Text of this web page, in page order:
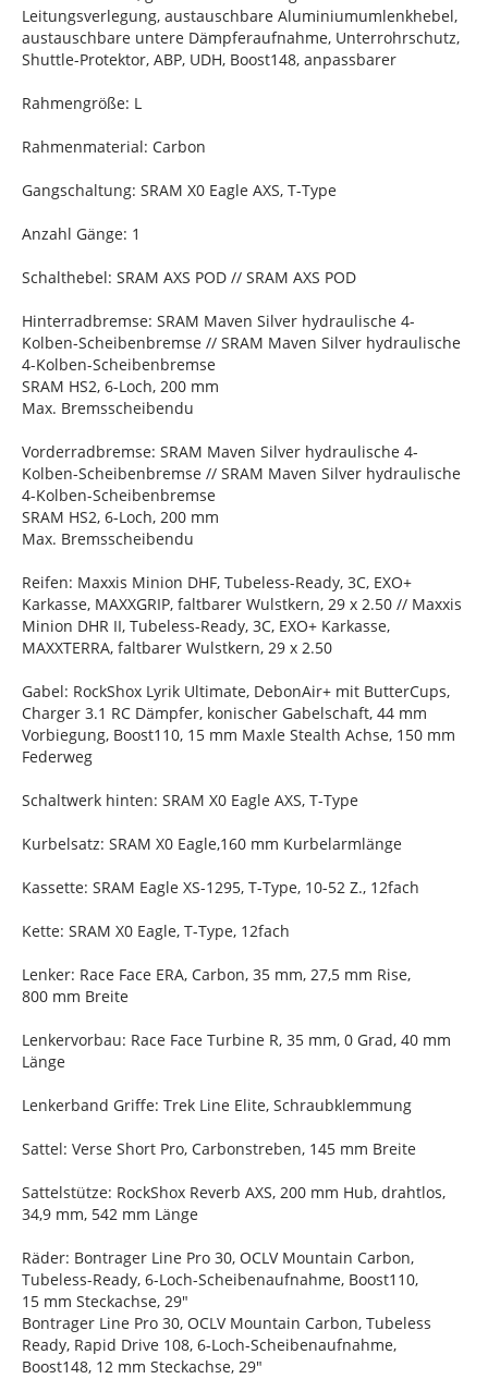
Leitungsverlegung, austauschbare Aluminiumumlenkhebel,
austauschbare untere Dämpferaufnahme, Unterrohrschutz,
Shuttle-Protektor, ABP, UDH, Boost148, anpassbarer
Rahmengröße: L
Rahmenmaterial: Carbon
Gangschaltung: SRAM X0 Eagle AXS, T-Type
Anzahl Gänge: 1
Schalthebel: SRAM AXS POD // SRAM AXS POD
Hinterradbremse: SRAM Maven Silver hydraulische 4-
Kolben-Scheibenbremse // SRAM Maven Silver hydraulische
4-Kolben-Scheibenbremse
SRAM HS2, 6-Loch, 200 mm
Max. Bremsscheibendu
Vorderradbremse: SRAM Maven Silver hydraulische 4-
Kolben-Scheibenbremse // SRAM Maven Silver hydraulische
4-Kolben-Scheibenbremse
SRAM HS2, 6-Loch, 200 mm
Max. Bremsscheibendu
Reifen: Maxxis Minion DHF, Tubeless-Ready, 3C, EXO+
Karkasse, MAXXGRIP, faltbarer Wulstkern, 29 x 2.50 // Maxxis
Minion DHR II, Tubeless-Ready, 3C, EXO+ Karkasse,
MAXXTERRA, faltbarer Wulstkern, 29 x 2.50
Gabel: RockShox Lyrik Ultimate, DebonAir+ mit ButterCups,
Charger 3.1 RC Dämpfer, konischer Gabelschaft, 44 mm
Vorbiegung, Boost110, 15 mm Maxle Stealth Achse, 150 mm
Federweg
Schaltwerk hinten: SRAM X0 Eagle AXS, T-Type
Kurbelsatz: SRAM X0 Eagle,160 mm Kurbelarmlänge
Kassette: SRAM Eagle XS-1295, T-Type, 10-52 Z., 12fach
Kette: SRAM X0 Eagle, T-Type, 12fach
Lenker: Race Face ERA, Carbon, 35 mm, 27,5 mm Rise,
800 mm Breite
Lenkervorbau: Race Face Turbine R, 35 mm, 0 Grad, 40 mm
Länge
Lenkerband Griffe: Trek Line Elite, Schraubklemmung
Sattel: Verse Short Pro, Carbonstreben, 145 mm Breite
Sattelstütze: RockShox Reverb AXS, 200 mm Hub, drahtlos,
34,9 mm, 542 mm Länge
Räder: Bontrager Line Pro 30, OCLV Mountain Carbon,
Tubeless-Ready, 6-Loch-Scheibenaufnahme, Boost110,
15 mm Steckachse, 29"
Bontrager Line Pro 30, OCLV Mountain Carbon, Tubeless
Ready, Rapid Drive 108, 6-Loch-Scheibenaufnahme,
Boost148, 12 mm Steckachse, 29"